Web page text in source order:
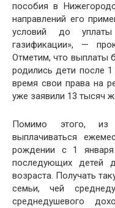
пособия в
направлений его
условий до
газификации», —
Отметим, что выплаты
родились дети после
время свои права на
уже заявили 13 тысяч
Помимо этого, из
выплачиваться
рождении с 1
последующих детей
возраста. Получать
семьи, чей
среднедушевого